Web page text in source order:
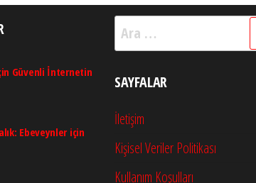
Güvenli İnternetin
Ebeveynler için
Arama:
SAYFALAR
İletişim
Kişisel Veriler Politikası
Kullanım Koşulları